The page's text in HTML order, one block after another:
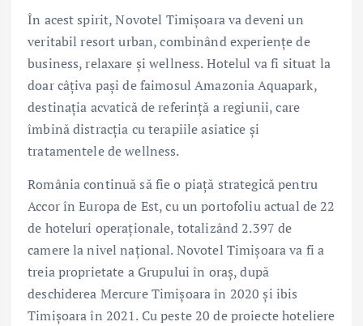
În acest spirit, Novotel Timișoara va deveni un
veritabil resort urban, combinând experiențe de
business, relaxare și wellness. Hotelul va fi situat la
doar câțiva pași de faimosul Amazonia Aquapark,
destinația acvatică de referință a regiunii, care
îmbină distracția cu terapiile asiatice și
tratamentele de wellness.
România continuă să fie o piață strategică pentru
Accor în Europa de Est, cu un portofoliu actual de 22
de hoteluri operaționale, totalizând 2.397 de
camere la nivel național. Novotel Timișoara va fi a
treia proprietate a Grupului în oraș, după
deschiderea Mercure Timișoara în 2020 și ibis
Timișoara în 2021. Cu peste 20 de proiecte hoteliere